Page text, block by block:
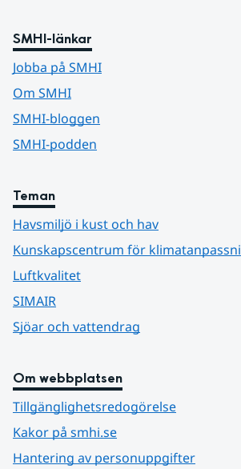
SMHI-länkar
Jobba på SMHI
Om SMHI
SMHI-bloggen
SMHI-podden
Teman
Havsmiljö i kust och hav
Kunskapscentrum för
Luftkvalitet
SIMAIR
Sjöar och vattendrag
Om webbplatsen
Tillgänglighetsredogörelse
Kakor på smhi.se
Hantering av personuppgifter